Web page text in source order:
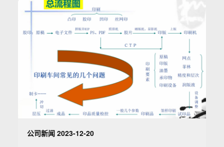
公司新闻 2023-12-20